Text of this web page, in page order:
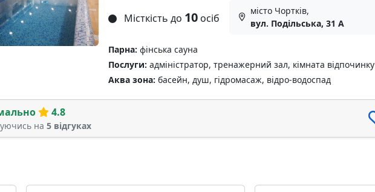
Місткість до 10осіб
місто Чортків,
вул. Подільська, 31 А
Парна: фінська сауна
Послуги: адміністратор, тренажерний зал, кімната відпочинку
Аква зона: басейн, душ, гідромасаж, відро-водоспад
4.8
на 5 відгуках